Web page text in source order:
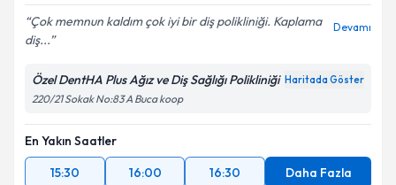
Çok memnun kaldım çok iyi bir diş polikliniği. Kaplama
diş...
Devamı
Özel DentHA Plus Ağız ve Diş Sağlığı Polikliniği Haritada Göster
220/21 Sokak No:83 A Buca koop
En Yakın Saatler
15:30
16:00 16:30 Daha Fazla